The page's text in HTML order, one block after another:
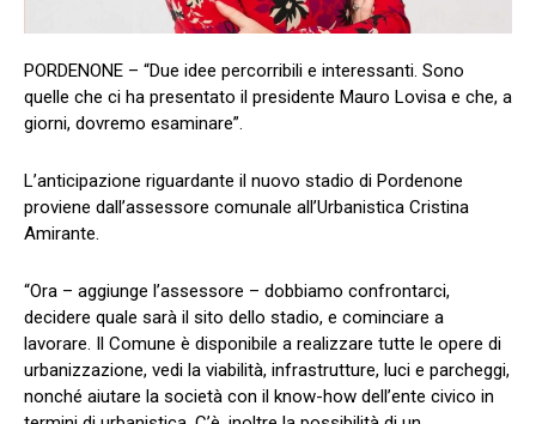
PORDENONE – “Due idee percorribili e interessanti. Sono
quelle che ci ha presentato il presidente Mauro Lovisa e che, a
giorni, dovremo esaminare”.
L’anticipazione riguardante il nuovo stadio di Pordenone
proviene dall’assessore comunale all’Urbanistica Cristina
Amirante.
“Ora – aggiunge l’assessore – dobbiamo confrontarci,
decidere quale sarà il sito dello stadio, e cominciare a
lavorare. Il Comune è disponibile a realizzare tutte le opere di
urbanizzazione, vedi la viabilità, infrastrutture, luci e parcheggi,
nonché aiutare la società con il know-how dell’ente civico in